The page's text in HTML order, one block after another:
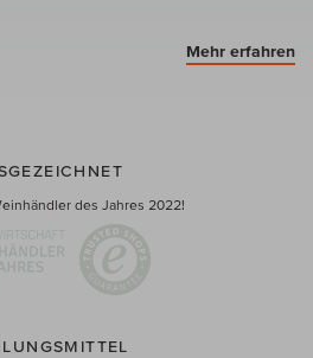
Mehr erfahren
des Jahres 2022!